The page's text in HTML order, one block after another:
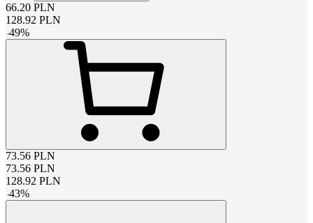
66.20 PLN
128.92 PLN
-49%
73.56 PLN
73.56 PLN
128.92 PLN
-43%